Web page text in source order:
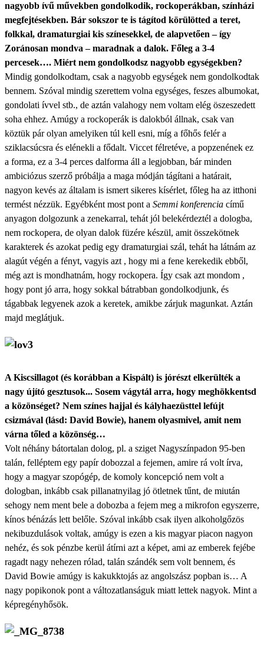
nagyobb ívű művekben gondolkodik, rockoperákban, színházi
megfejtésekben. Bár sokszor te is tágítod körülötted a teret,
folkkal, dramaturgiai kis színesekkel, de alapvetően – így
Zoránosan mondva – maradnak a dalok. Főleg a 3-4
percesek…. Miért nem gondolkodsz nagyobb egységekben?
Mindig gondolkodtam, csak a nagyobb egységek nem gondolkodtak
bennem. Szóval mindig szerettem volna egységes, feszes albumokat,
gondolati ívvel stb., de aztán valahogy nem voltam elég öszeszedett
soha ehhez. Amúgy a rockoperák is dalokból állnak, csak van
köztük pár olyan amelyiken túl kell esni, míg a főhős felér a
sziklacsúcsra és elénekli a fődalt. Viccet félretéve, a popzenének ez
a forma, ez a 3-4 perces dalforma áll a legjobban, bár minden
ambiciózus szerző próbálja a maga módján tágítani a határait,
nagyon kevés az általam is ismert sikeres kísérlet, főleg ha az itthoni
termést nézzük. Egyébként most pont a Semmi konferencia című
anyagon dolgozunk a zenekarral, tehát jól belekérdeztél a dologba,
nem rockopera, de olyan dalok füzére készül, amit összekötnek
karakterek és azokat pedig egy dramaturgiai szál, tehát ha látnám az
alagút végén a fényt, vagyis azt , hogy mi a fene kerekedik ebből,
még azt is mondhatnám, hogy rockopera. Így csak azt mondom ,
hogy pont jó arra, hogy sokkal bátrabban gondolkodjunk, és
tágabbak legyenek azok a keretek, amikbe zárjuk magunkat. Aztán
majd meglátjuk.
A Kiscsillagot (és korábban a Kispált) is jórészt elkerülték a
nagy újító gesztusok... Sosem vágytál arra, hogy meghökkentsd
a közönséget? Nem színes hajjal és kályhaezüsttel lefújt
csizmával (lásd: David Bowie), hanem olyasmivel, amit nem
várna tőled a közönség…
Volt néhány bátortalan dolog, pl. a sziget Nagyszínpadon 95-ben
talán, felléptem egy papír dobozzal a fejemen, amire rá volt írva,
hogy a magyar szopógép, de komoly koncepció nem volt a
dologban, inkább csak pillanatnyilag jó ötletnek tűnt, de miután
sehogy nem ment bele a dobozba a fejem meg a mikrofon egyszerre,
kínos bénázás lett belőle. Szóval inkább csak ilyen alkoholgőzös
nekibuzdulások voltak, amúgy is ezen a kis magyar piacon nagyon
nehéz, és sok pénzbe kerül átírni azt a képet, ami az emberek fejébe
ragadt nagy nehezen rólad, talán szándék sem volt bennem, és
David Bowie amúgy is kakukktojás az angolszász popban is… A
nagy popikonok pont a változatlanságuk miatt lettek nagyok. Mint a
képregényhősök.